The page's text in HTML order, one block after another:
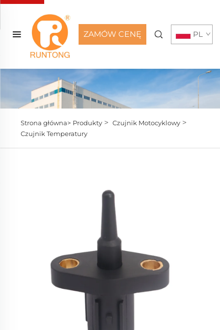
ZAMÓW CENĘ PL
Strona główna> Produkty> Czujnik Motocyklowy>
Czujnik Temperatury